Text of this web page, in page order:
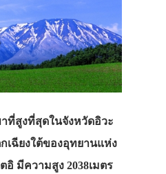
าที่สูงที่สุดในจังหวัดอิวะ
เฉียงใต้ของอุทยานแห่ง
อิ มีความสูง 2038เมตร